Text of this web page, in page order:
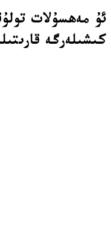
ئۇ مەھسۇلات
كىشىلەرگە